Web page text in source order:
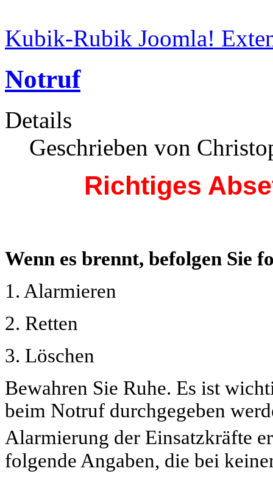
Kubik-Rubik Joomla!
Notruf
Details
Geschrieben von
Richtiges
Wenn es brennt, befolgen Sie
1. Alarmieren
2. Retten
3. Löschen
Bewahren Sie Ruhe. Es ist
beim Notruf durchgegeben
Alarmierung der Einsatzkräfte
folgende Angaben, die bei